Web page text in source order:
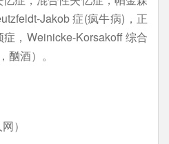
Jakob 症(疯牛病)，正
，Weinicke-Korsakoff 综合
酒）。
）